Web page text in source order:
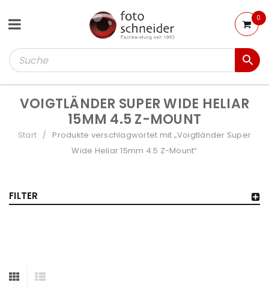
0
VOIGTLÄNDER SUPER WIDE HELIAR
15MM 4.5 Z-MOUNT
Start /
Produkte verschlagwortet mit „Voigtländer Super
Wide Heliar 15mm 4.5 Z-Mount“
FILTER